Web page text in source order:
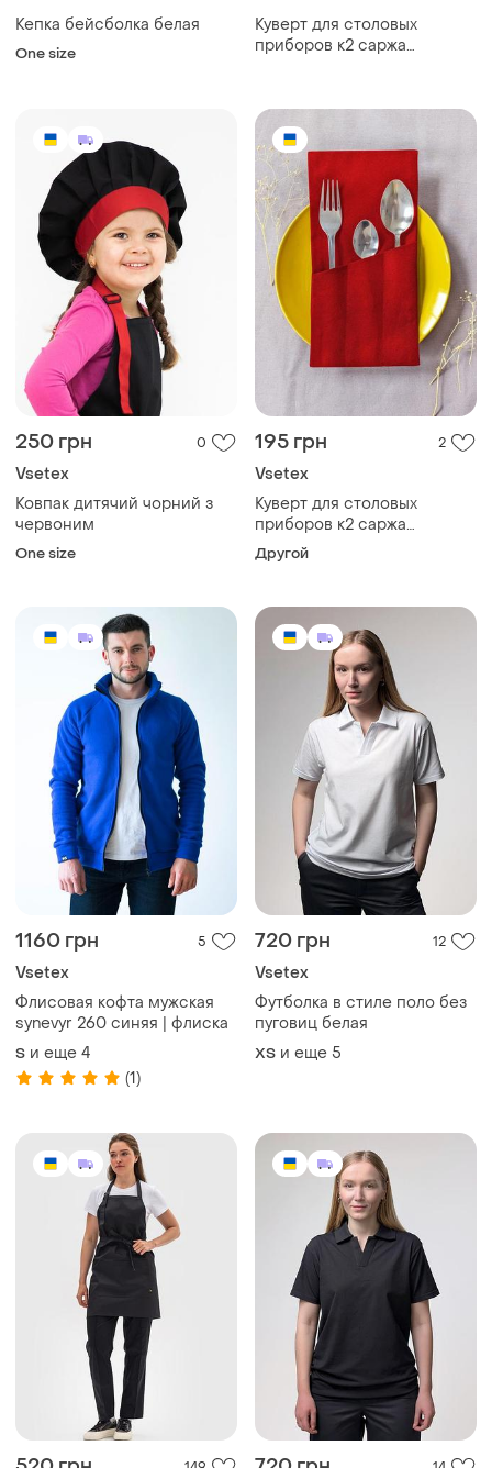
Кепка бейсболка белая
One size
Куверт для столовых
приборов к2 саржа
250 грн 0
Vsetex
Ковпак дитячий чорний з
червоним
One size
195 грн 2
Vsetex
Куверт для столовых
приборов к2 саржа
красный
Другой
1160 грн 5
Vsetex
Флисовая кофта мужская
synevyr 260 синяя | флиска
S и еще 4
(1)
720 грн 12
Vsetex
Футболка в стиле поло без
пуговиц белая
ХS и еще 5